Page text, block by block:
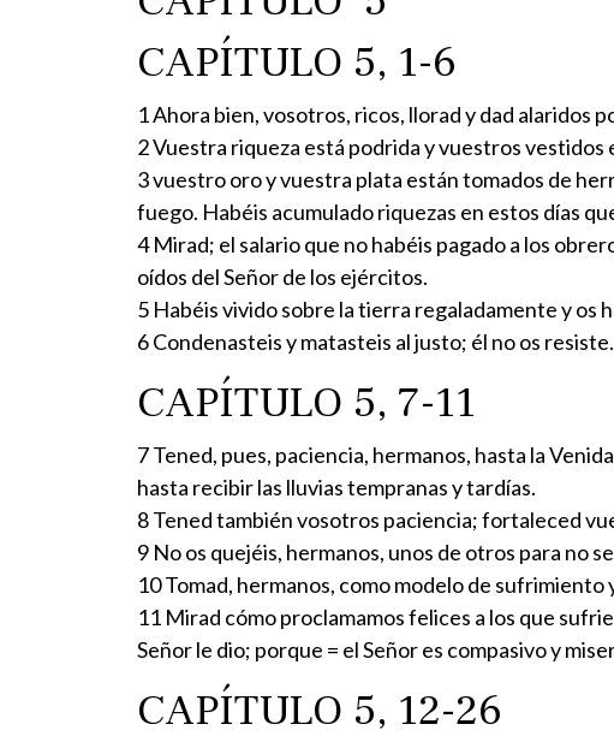
CAPÍTULO 5, 1-6
1 Ahora bien, vosotros, ricos, llorad y dad alaridos
2 Vuestra riqueza está podrida y vuestros vestidos
3 vuestro oro y vuestra plata están tomados de
fuego. Habéis acumulado riquezas en estos días
4 Mirad; el salario que no habéis pagado a los
oídos del Señor de los ejércitos.
5 Habéis vivido sobre la tierra regaladamente y os
6 Condenasteis y matasteis al justo; él no os resiste.
CAPÍTULO 5, 7-11
7 Tened, pues, paciencia, hermanos, hasta la
hasta recibir las lluvias tempranas y tardías.
8 Tened también vosotros paciencia; fortaleced
9 No os quejéis, hermanos, unos de otros para no
10 Tomad, hermanos, como modelo de
11 Mirad cómo proclamamos felices a los que
Señor le dio; porque = el Señor es compasivo y
CAPÍTULO 5, 12-26